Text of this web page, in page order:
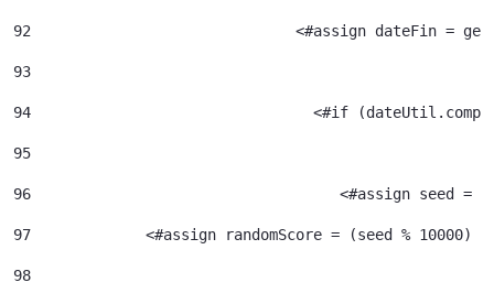
92
<#assign dateFin =
93
94
95
96
<#assign seed
97
<#assign randomScore = (seed % 10000)
98